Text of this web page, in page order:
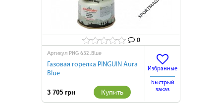
0
Артикул PNG 632.Blue
Газовая горелка PINGUIN Aura
Blue
3 705 грн Купить
Избранные
Быстрый
заказ